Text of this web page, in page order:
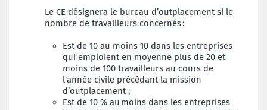
Le CE désignera le bureau d’outplacement si le
nombre de travailleurs concernés :
Est de 10 au moins 10 dans les entreprises
qui emploient en moyenne plus de 20 et
moins de 100 travailleurs au cours de
l'année civile précédant la mission
d’outplacement ;
Est de 10 % au moins dans les entreprises